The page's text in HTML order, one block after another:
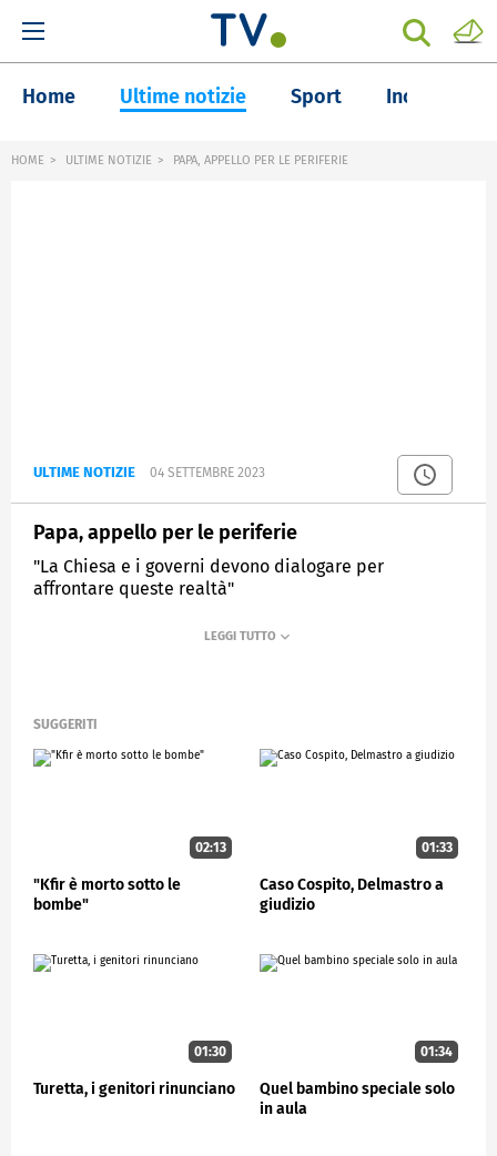
Home Ultime notizie Sport Inchieste
HOME ULTIME NOTIZIE PAPA, APPELLO PER LE PERIFERIE
ULTIME NOTIZIE 04 SETTEMBRE 2023
Papa, appello per le periferie
"La Chiesa e i governi devono dialogare per
affrontare queste realtà"
STUDIOAPERTO
SUGGERITI
02:13
"Kfir è morto sotto le
bombe"
01:33
Caso Cospito, Delmastro a
giudizio
01:30
Turetta, i genitori rinunciano
01:34
Quel bambino speciale solo
in aula